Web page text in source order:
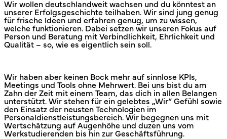
Wir wollen deutschlandweit wachsen und du könntest an
unserer Erfolgsgeschichte teilhaben. Wir sind jung genug
für frische Ideen und erfahren genug, um zu wissen,
welche funktionieren. Dabei setzen wir unseren Fokus auf
Person und Beratung mit Verbindlichkeit, Ehrlichkeit und
Qualität – so, wie es eigentlich sein soll.
Wir haben aber keinen Bock mehr auf sinnlose KPIs,
Meetings und Tools ohne Mehrwert. Bei uns bist du am
Zahn der Zeit mit einem Team, das dich in allen Belangen
unterstützt. Wir stehen für ein gelebtes „Wir“ Gefühl sowie
den Einsatz der neusten Technologien im
Personaldienstleistungsbereich. Wir begegnen uns mit
Wertschätzung auf Augenhöhe und duzen uns vom
Werkstudierenden bis hin zur Geschäftsführung.